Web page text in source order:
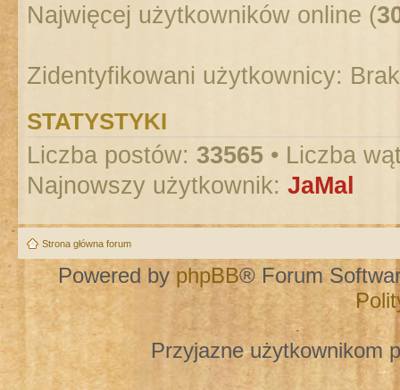
Najwięcej użytkowników online (
Zidentyfikowani użytkownicy:
STATYSTYKI
Liczba postów: 33565 • Liczba
Najnowszy użytkownik: JaMal
Strona główna forum
Powered by phpBB® Forum
Przyjazne użytkownikom